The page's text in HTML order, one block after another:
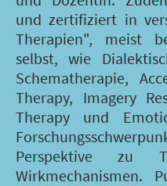
und zertifiziert in
Therapien", meist
selbst, wie
Schematherapie,
Therapy, Imagery
Therapy und
Perspektive zu
Wirkmechanismen.